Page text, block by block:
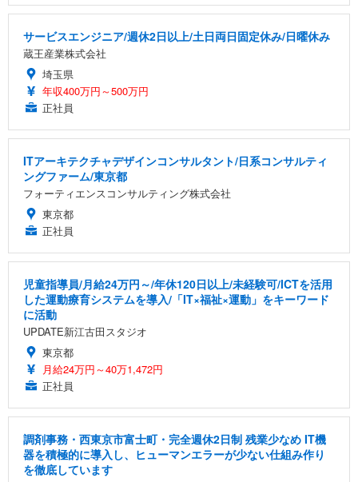
サービスエンジニア/週休2日以上/土日両日固定休み/日曜休み
蔵王産業株式会社
埼玉県
年収400万円～500万円
正社員
ITアーキテクチャデザインコンサルタント/日系コンサルティ
ングファーム/東京都
フォーティエンスコンサルティング株式会社
東京都
正社員
児童指導員/月給24万円～/年休120日以上/未経験可/ICTを活用
した運動療育システムを導入/「IT×福祉×運動」をキーワード
に活動
UPDATE新江古田スタジオ
東京都
月給24万円～40万1,472円
正社員
調剤事務・西東京市富士町・完全週休2日制 残業少なめ IT機
器を積極的に導入し、ヒューマンエラーが少ない仕組み作り
を徹底しています